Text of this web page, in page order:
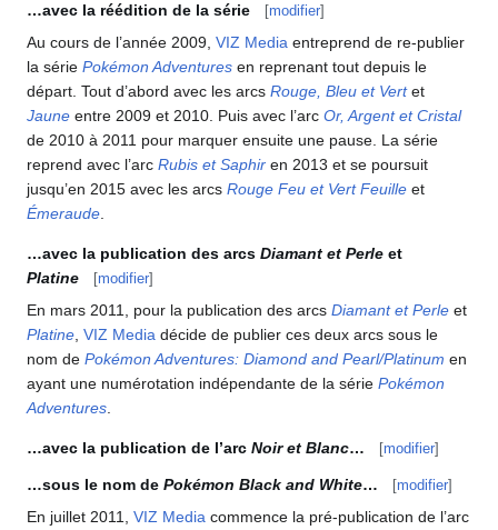
…avec la réédition de la série [modifier]
Au cours de l’année 2009, VIZ Media entreprend de re-publier
la série Pokémon Adventures en reprenant tout depuis le
départ. Tout d’abord avec les arcs Rouge, Bleu et Vertet
Jaune entre 2009 et 2010. Puis avec l’arc Or, Argent et Cristal
de 2010 à 2011 pour marquer ensuite une pause. La série
reprend avec l’arc Rubis et Saphir en 2013 et se poursuit
jusqu’en 2015 avec les arcs Rouge Feu et Vert Feuille et
Émeraude.
…avec la publication des arcs Diamant et Perle et
Platine
[modifier]
En mars 2011, pour la publication des arcs Diamant et Perle et
Platine, VIZ Media décide de publier ces deux arcs sous le
nom de Pokémon Adventures: Diamond and Pearl/Platinum en
ayant une numérotation indépendante de la série Pokémon
Adventures.
…avec la publication de l’arc Noir et Blanc… [modifier]
…sous le nom de Pokémon Black and White… [modifier]
En juillet 2011, VIZ Media commence la pré-publication de l’arc